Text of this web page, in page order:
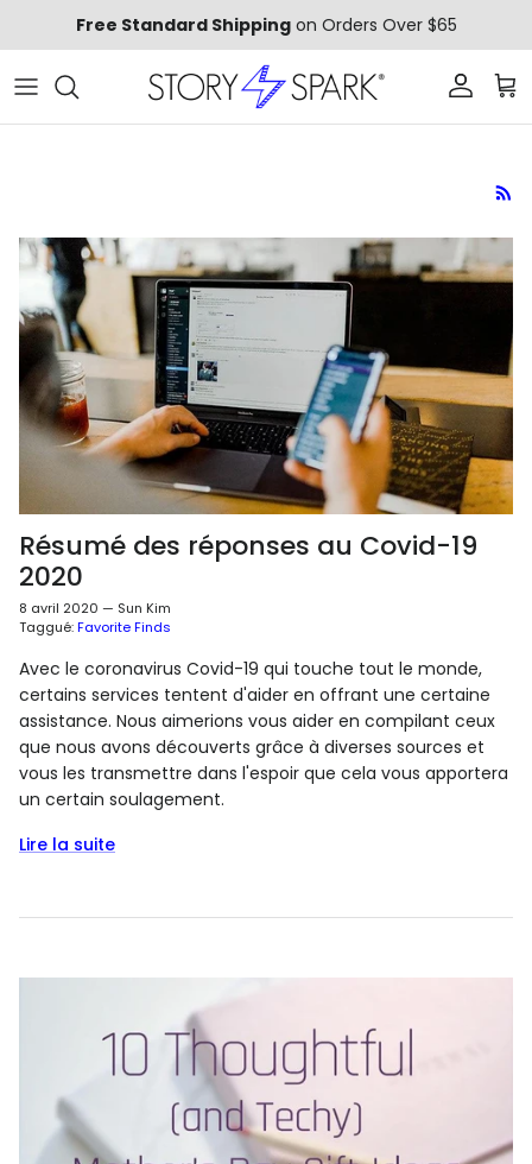
Free Standard Shippingon Orders Over $65
Compte
Résumé des réponses au Covid-19
2020
8 avril 2020 — Sun Kim
Taggué:Favorite Finds
Avec le coronavirus Covid-19 qui touche tout le monde,
certains services tentent d'aider en offrant une certaine
assistance. Nous aimerions vous aider en compilant ceux
que nous avons découverts grâce à diverses sources et
vous les transmettre dans l'espoir que cela vous apportera
un certain soulagement.
Lire la suite